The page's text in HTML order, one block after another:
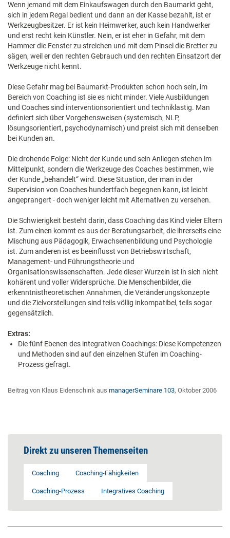
Wenn jemand mit dem Einkaufswagen durch den Baumarkt geht,
sich in jedem Regal bedient und dann an der Kasse bezahlt, ist er
Werkzeugbesitzer. Er ist kein Heimwerker, auch kein Handwerker
und erst recht kein Künstler. Nein, er ist eher in Gefahr, mit dem
Hammer die Fenster zu streichen und mit dem Pinsel die Bretter zu
sägen, weil er den rechten Gebrauch und den rechten Einsatzort der
Werkzeuge nicht kennt.
Diese Gefahr mag bei Baumarkt-Produkten schon hoch sein, im
Bereich von Coaching ist sie es nicht minder. Viele Ausbildungen
und Coaches sind interventionsorientiert und techniklastig. Man
definiert sich über Vorgehensweisen (systemisch, NLP,
lösungsorientiert, psychodynamisch) und preist sich mit denselben
bei Kunden an.
Die drohende Folge: Nicht der Kunde und sein Anliegen stehen im
Mittelpunkt, sondern die Werkzeuge des Coaches bestimmen, wie
der Kunde „behandelt“ wird. Diese Situation, der man in der
Supervision von Coaches hundertfach begegnen kann, ist leicht
angeprangert - doch weniger leicht mit Alternativen zu versehen.
Die Schwierigkeit besteht darin, dass Coaching das Kind vieler Eltern
ist. Zum einen kommt es aus der Beratungsarbeit, die ihrerseits eine
Mischung aus Pädagogik, Erwachsenenbildung und Psychologie
ist. Zum anderen ist es beeinflusst von Betriebswirtschaft,
Management- und Führungstheorie und
Organisationswissenschaften. Jede dieser Wurzeln ist in sich nicht
kohärent und voller Widersprüche. Die Menschenbilder, die
erkenntnistheoretischen Annahmen, die Veränderungskonzepte
und die Zielvorstellungen sind teils völlig inkompatibel, teils sogar
gegensätzlich.
Extras:
Die fünf Ebenen des integrativen Coachings: Diese Kompetenzen
und Methoden sind auf den einzelnen Stufen im Coaching-
Prozess gefragt.
Beitrag von Klaus Eidenschink aus managerSeminare 103, Oktober 2006
Direkt zu unseren Themenseiten
Coaching Coaching-Fähigkeiten
Coaching-Prozess Integratives Coaching